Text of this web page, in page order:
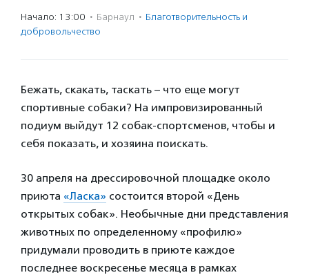
Начало: 13:00 · Барнаул · Благотвори­тель­ность и
доброволь­чест­во
Бежать, скакать, таскать – что еще могут
спортивные собаки? На импровизированный
подиум выйдут 12 собак-спортсменов, чтобы и
себя показать, и хозяина поискать.
30 апреля на дрессировочной площадке около
приюта «Ласка» состоится второй «День
открытых собак». Необычные дни представления
животных по определенному «профилю»
придумали проводить в приюте каждое
последнее воскресенье месяца в рамках